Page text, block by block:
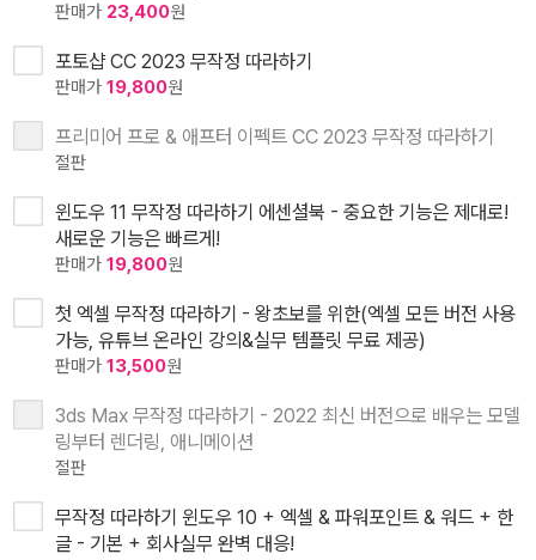
판매가 23,400원
포토샵 CC 2023 무작정 따라하기
판매가 19,800원
프리미어 프로 & 애프터 이펙트 CC 2023 무작정 따라하기
절판
윈도우 11 무작정 따라하기 에센셜북 - 중요한 기능은 제대로!
새로운 기능은 빠르게!
판매가 19,800원
첫 엑셀 무작정 따라하기 - 왕초보를 위한(엑셀 모든 버전 사용
가능, 유튜브 온라인 강의&실무 템플릿 무료 제공)
판매가 13,500원
3ds Max 무작정 따라하기 - 2022 최신 버전으로 배우는 모델
링부터 렌더링, 애니메이션
절판
무작정 따라하기 윈도우 10 + 엑셀 & 파워포인트 & 워드 + 한
글 - 기본 + 회사실무 완벽 대응!